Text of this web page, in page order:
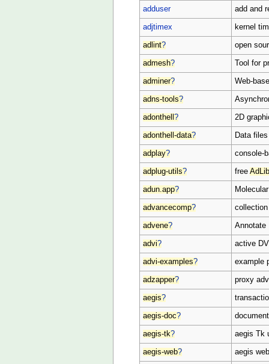
adduser add and
adjtimex kernel
adlint? open
admesh? Tool for
adminer? Web-
adns-tools?
adonthell? 2D
adonthell-data? Data
adplay? console-
adplug-utils? free
adun.app?
advancecomp?
advene? Annotate
advi? active
advi-examples? example
adzapper? proxy
aegis?
aegis-doc?
aegis-tk? aegis Tk
aegis-web? aegis